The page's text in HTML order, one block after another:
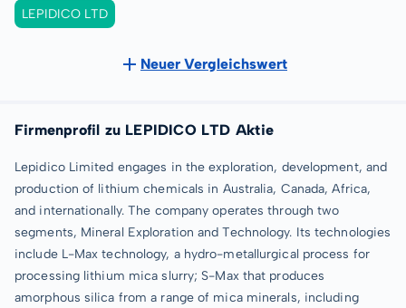
LEPIDICO LTD
Neuer Vergleichswert
Firmenprofil zu LEPIDICO LTD Aktie
Lepidico Limited engages in the exploration, development, and
production of lithium chemicals in Australia, Canada, Africa,
and internationally. The company operates through two
segments, Mineral Exploration and Technology. Its technologies
include L-Max technology, a hydro-metallurgical process for
processing lithium mica slurry; S-Max that produces
amorphous silica from a range of mica minerals, including